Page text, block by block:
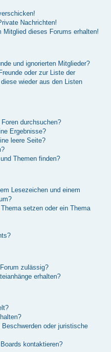
Nachrichten!
Mitglied dieses Forums erhalten!
und ignorierten Mitglieder?
oder zur Liste der
wieder aus den Listen
durchsuchen?
Ergebnisse?
leere Seite?
Themen finden?
Lesezeichen und einem
setzen oder ein Thema
zulässig?
erhalten?
oder juristische
kontaktieren?